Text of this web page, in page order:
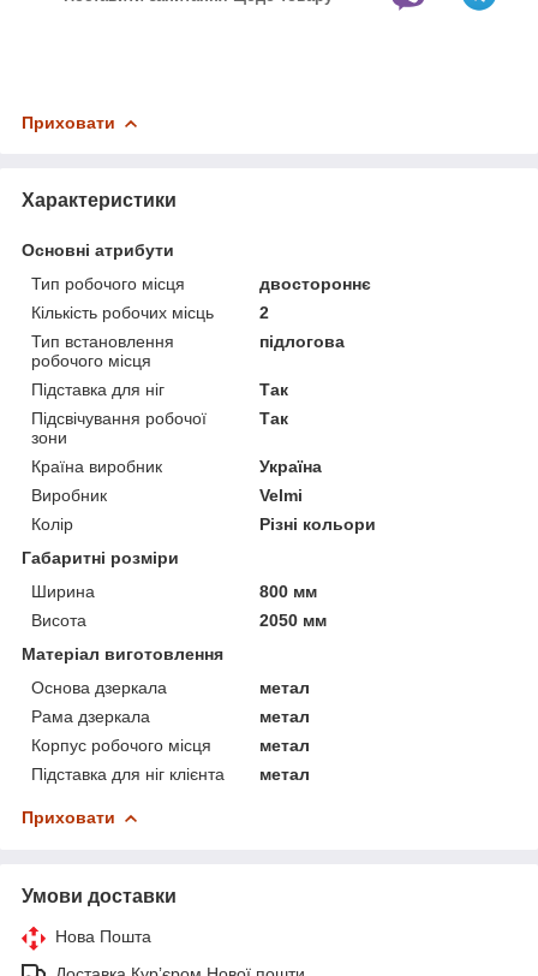
Приховати
Характеристики
Основні атрибути
Тип робочого місця
двостороннє
Кількість робочих місць
2
Тип встановлення
робочого місця
підлогова
Підставка для ніг
Так
Підсвічування робочої
зони
Так
Країна виробник
Україна
Виробник
Velmi
Колір
Різні кольори
Габаритні розміри
Ширина
800 мм
Висота
2050 мм
Матеріал виготовлення
Основа дзеркала
метал
Рама дзеркала
метал
Корпус робочого місця
метал
Підставка для ніг клієнта
метал
Приховати
Умови доставки
Нова Пошта